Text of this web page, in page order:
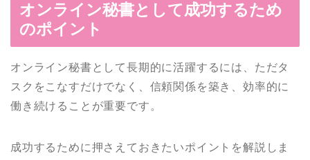
オンライン秘書として成功するため
のポイント
オンライン秘書として長期的に活躍するには、ただタ
スクをこなすだけでなく、信頼関係を築き、効率的に
働き続けることが重要です。
成功するために押さえておきたいポイントを解説しま